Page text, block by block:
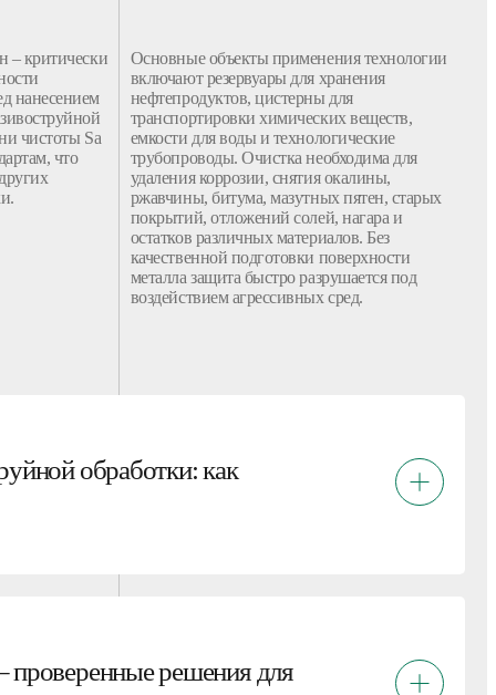
– критически
нанесением
чистоты Sa
что
.
Основные объекты применения технологии
включаютрезервуары для хранения
нефтепродуктов,цистерны для
транспортировкихимических веществ,
емкости дляводы и технологические
трубопроводы.Очистка необходима для
удалениякоррозии, снятия окалины,
ржавчины, битума, мазутных пятен, старых
покрытий,отложений солей, нагара и
остатков различных материалов. Без
качественной подготовки поверхности
металла защита быстро разрушается под
воздействием агрессивных сред.
обработки: как
решения для